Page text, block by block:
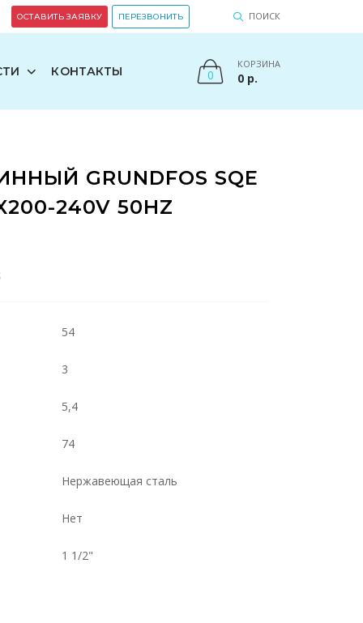
ОСТАВИТЬ ЗАЯВКУ ПЕРЕЗВОНИТЬ ПОИСК
КОНТАКТЫ 0
КОРЗИНА
0 р.
GRUNDFOS SQE
240V 50HZ
54
3
5,4
74
Нержавеющая сталь
Нет
1 1/2"